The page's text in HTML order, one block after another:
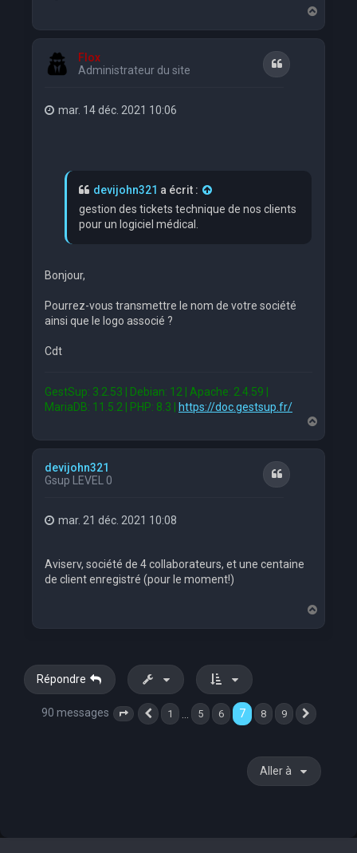
a
Flox
Administrateur du site
Citation
mar. 14 déc. 2021 10:06
devijohn321 a écrit :
gestion des tickets technique de nos clients
pour un logiciel médical.
Bonjour,
Pourrez-vous transmettre le nom de votre société
ainsi que le logo associé ?
Cdt
GestSup: 3.2.53 | Debian: 12 | Apache: 2.4.59 |
MariaDB: 11.5.2 | PHP: 8.3 |
https://doc.gestsup.fr/
a
devijohn321
Gsup LEVEL 0
Citation
mar. 21 déc. 2021 10:08
Aviserv, société de 4 collaborateurs, et une centaine
de client enregistré (pour le moment!)
a
Répondre
90 messages Page 7sur 9
Précédente
1 5 6 7 8 9
Aller à